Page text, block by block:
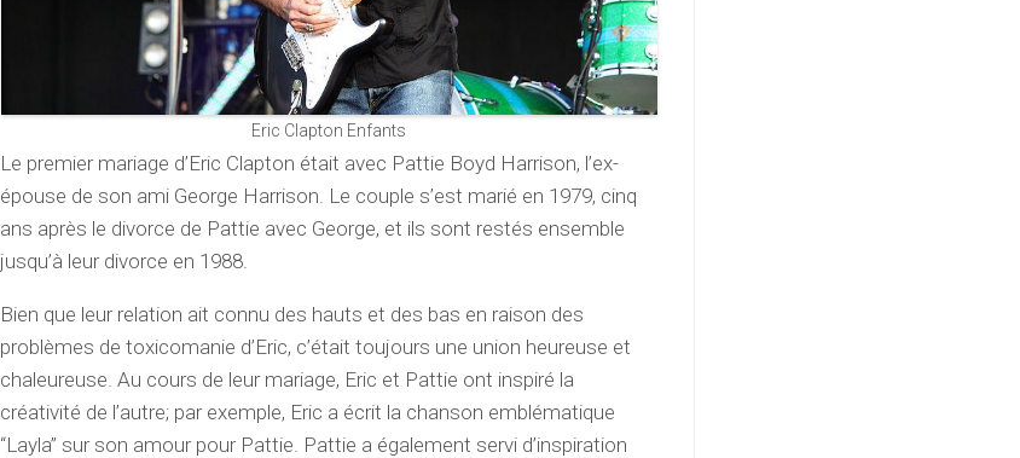
Eric Clapton Enfants
Le premier mariage d’Eric Clapton était avec Pattie Boyd Harrison, l’ex-
épouse de son ami George Harrison. Le couple s’est marié en 1979, cinq
ans après le divorce de Pattie avec George, et ils sont restés ensemble
jusqu’à leur divorce en 1988.
Bien que leur relation ait connu des hauts et des bas en raison des
problèmes de toxicomanie d’Eric, c’était toujours une union heureuse et
chaleureuse. Au cours de leur mariage, Eric et Pattie ont inspiré la
créativité de l’autre; par exemple, Eric a écrit la chanson emblématique
“Layla” sur son amour pour Pattie. Pattie a également servi d’inspiration